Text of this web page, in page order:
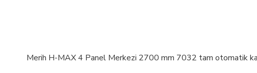
Merih H-MAX 4 Panel Merkezi 2700 mm 7032 tam otomatik kat